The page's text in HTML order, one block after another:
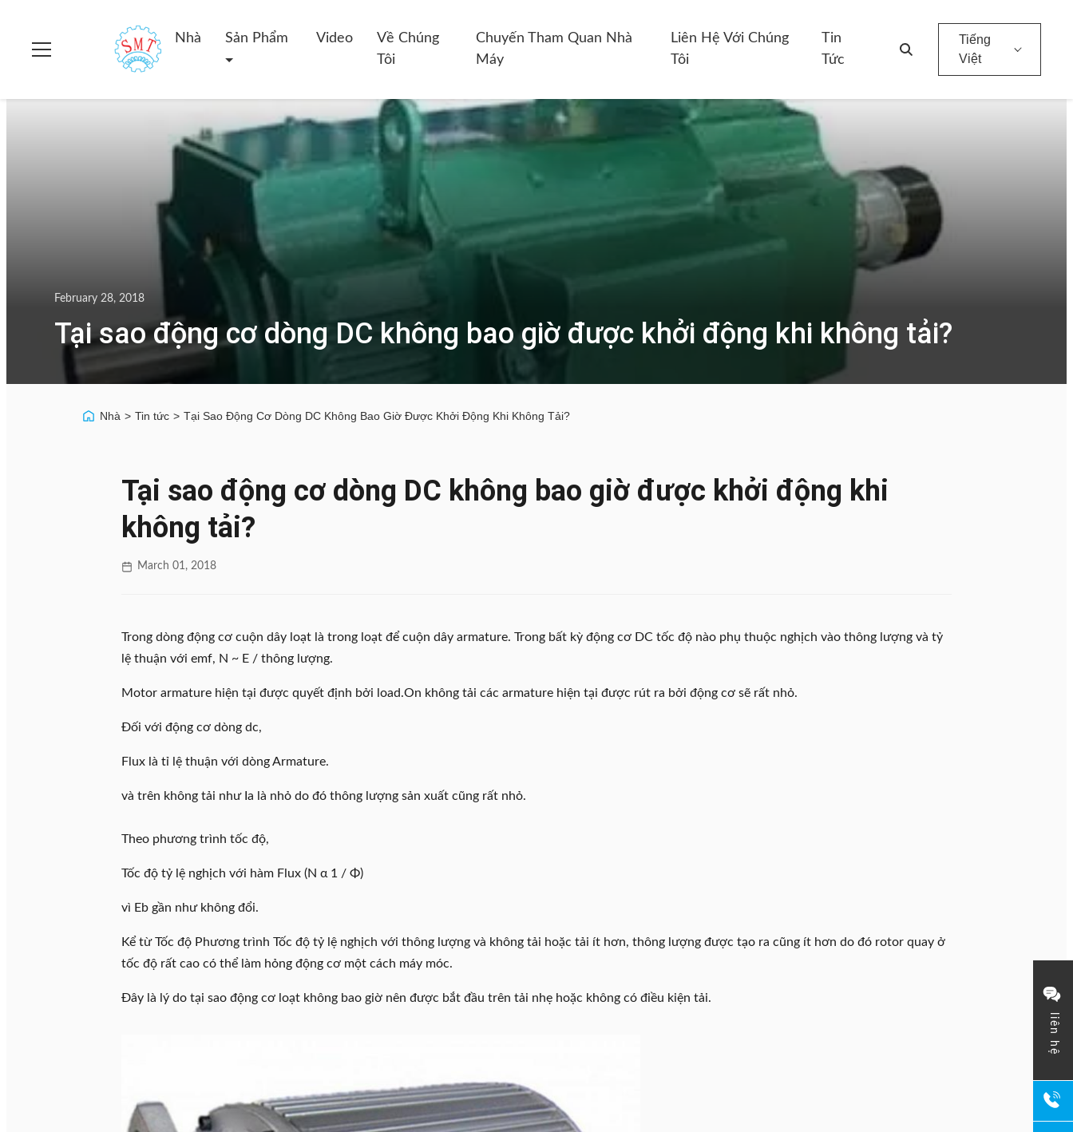
liên hệ
Nhà Sản Phẩm Video
Về Chúng
Tôi
Chuyến Tham Quan Nhà
Máy
Liên Hệ Với Chúng
Tôi
Tin
Tức
Tiếng
Việt
February 28, 2018
Tại sao động cơ dòng DC không bao giờ được khởi động khi không tải?
Nhà > Tin tức > Tại Sao Động Cơ Dòng DC Không Bao Giờ Được Khởi Động Khi Không Tải?
Tại sao động cơ dòng DC không bao giờ được khởi động khi
không tải?
March 01, 2018
Trong dòng động cơ cuộn dây loạt là trong loạt để cuộn dây armature. Trong bất kỳ động cơ DC tốc độ nào phụ thuộc nghịch vào thông lượng và tỷ
lệ thuận với emf, N ~ E / thông lượng.
Motor armature hiện tại được quyết định bởi load.On không tải các armature hiện tại được rút ra bởi động cơ sẽ rất nhỏ.
Đối với động cơ dòng dc,
Flux là tỉ lệ thuận với dòng Armature.
và trên không tải như Ia là nhỏ do đó thông lượng sản xuất cũng rất nhỏ.
Theo phương trình tốc độ,
Tốc độ tỷ lệ nghịch với hàm Flux (N α 1 / Φ)
vì Eb gần như không đổi.
Kể từ Tốc độ Phương trình Tốc độ tỷ lệ nghịch với thông lượng và không tải hoặc tải ít hơn, thông lượng được tạo ra cũng ít hơn do đó rotor quay ở
tốc độ rất cao có thể làm hỏng động cơ một cách máy móc.
Đây là lý do tại sao động cơ loạt không bao giờ nên được bắt đầu trên tải nhẹ hoặc không có điều kiện tải.